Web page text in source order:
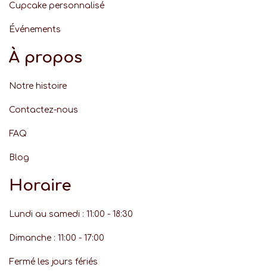
Cupcake personnalisé
Événements
À propos
Notre histoire
Contactez-nous
FAQ
Blog
Horaire
Lundi au samedi : 11:00 - 18:30
Dimanche : 11:00 - 17:00
Fermé les jours fériés